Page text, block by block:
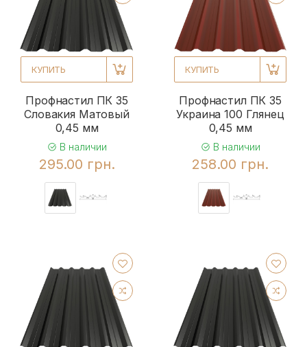
КУПИТЬ
Профнастил ПК 35
Словакия Матовый
0,45 мм
В наличии
295.00 грн.
КУПИТЬ
Профнастил ПК 35
Украина 100 Глянец
0,45 мм
В наличии
258.00 грн.